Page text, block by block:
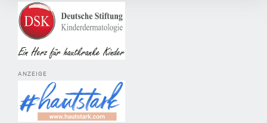
ANZEIGE